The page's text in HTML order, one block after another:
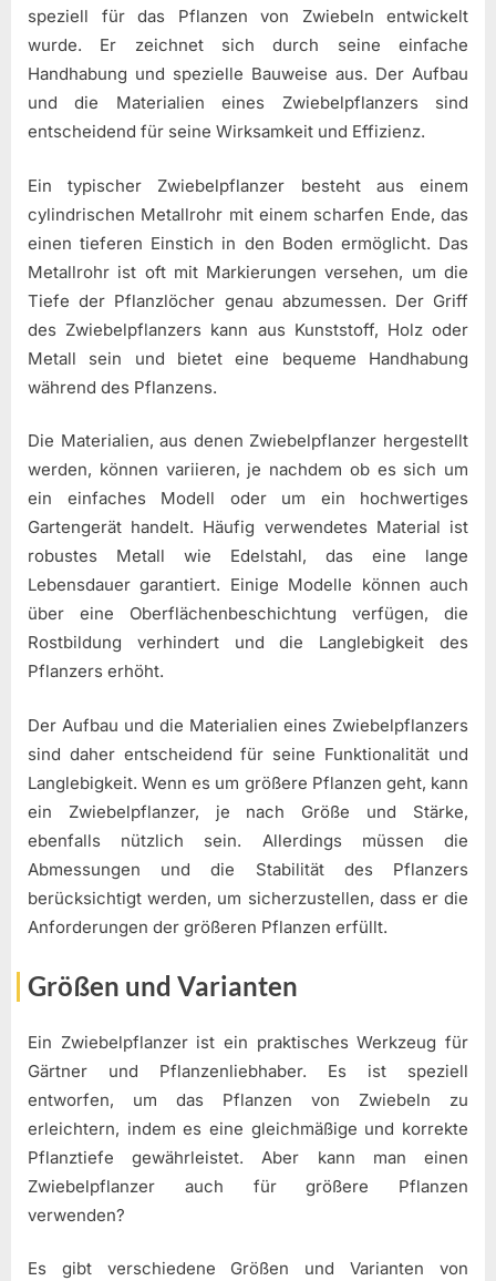
speziell für das Pflanzen von Zwiebeln entwickelt
wurde. Er zeichnet sich durch seine einfache
Handhabung und spezielle Bauweise aus. Der Aufbau
und die Materialien eines Zwiebelpflanzers sind
entscheidend für seine Wirksamkeit und Effizienz.
Ein typischer Zwiebelpflanzer besteht aus einem
cylindrischen Metallrohr mit einem scharfen Ende, das
einen tieferen Einstich in den Boden ermöglicht. Das
Metallrohr ist oft mit Markierungen versehen, um die
Tiefe der Pflanzlöcher genau abzumessen. Der Griff
des Zwiebelpflanzers kann aus Kunststoff, Holz oder
Metall sein und bietet eine bequeme Handhabung
während des Pflanzens.
Die Materialien, aus denen Zwiebelpflanzer hergestellt
werden, können variieren, je nachdem ob es sich um
ein einfaches Modell oder um ein hochwertiges
Gartengerät handelt. Häufig verwendetes Material ist
robustes Metall wie Edelstahl, das eine lange
Lebensdauer garantiert. Einige Modelle können auch
über eine Oberflächenbeschichtung verfügen, die
Rostbildung verhindert und die Langlebigkeit des
Pflanzers erhöht.
Der Aufbau und die Materialien eines Zwiebelpflanzers
sind daher entscheidend für seine Funktionalität und
Langlebigkeit. Wenn es um größere Pflanzen geht, kann
ein Zwiebelpflanzer, je nach Größe und Stärke,
ebenfalls nützlich sein. Allerdings müssen die
Abmessungen und die Stabilität des Pflanzers
berücksichtigt werden, um sicherzustellen, dass er die
Anforderungen der größeren Pflanzen erfüllt.
Größen und Varianten
Ein Zwiebelpflanzer ist ein praktisches Werkzeug für
Gärtner und Pflanzenliebhaber. Es ist speziell
entworfen, um das Pflanzen von Zwiebeln zu
erleichtern, indem es eine gleichmäßige und korrekte
Pflanztiefe gewährleistet. Aber kann man einen
Zwiebelpflanzer auch für größere Pflanzen
verwenden?
Es gibt verschiedene Größen und Varianten von